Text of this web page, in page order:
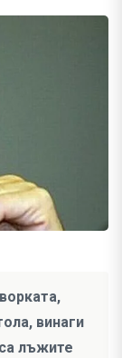
винаги
лъжите